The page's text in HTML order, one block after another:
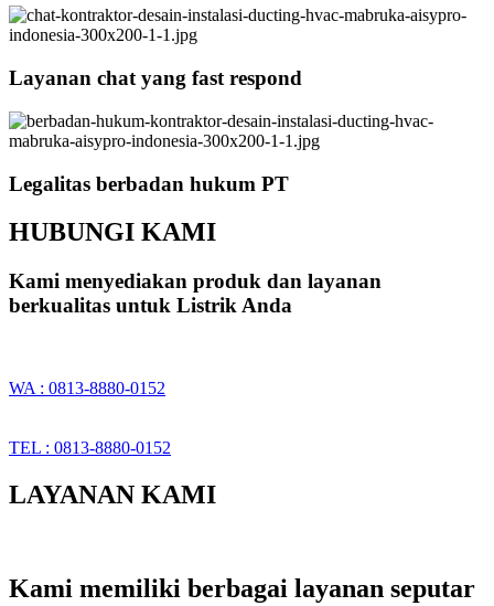
Layanan chat yang fast respond
Legalitas berbadan hukum PT
HUBUNGI KAMI
Kami menyediakan produk dan layanan
berkualitas untuk Listrik Anda
WA : 0813-8880-0152
TEL : 0813-8880-0152
LAYANAN KAMI
Kami memiliki berbagai layanan seputar